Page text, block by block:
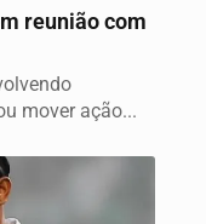
reunião com
mover ação...